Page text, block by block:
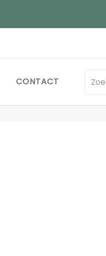
CONTACT